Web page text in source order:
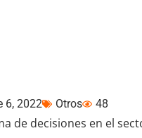
6, 2022 Otros 48
de decisiones en el